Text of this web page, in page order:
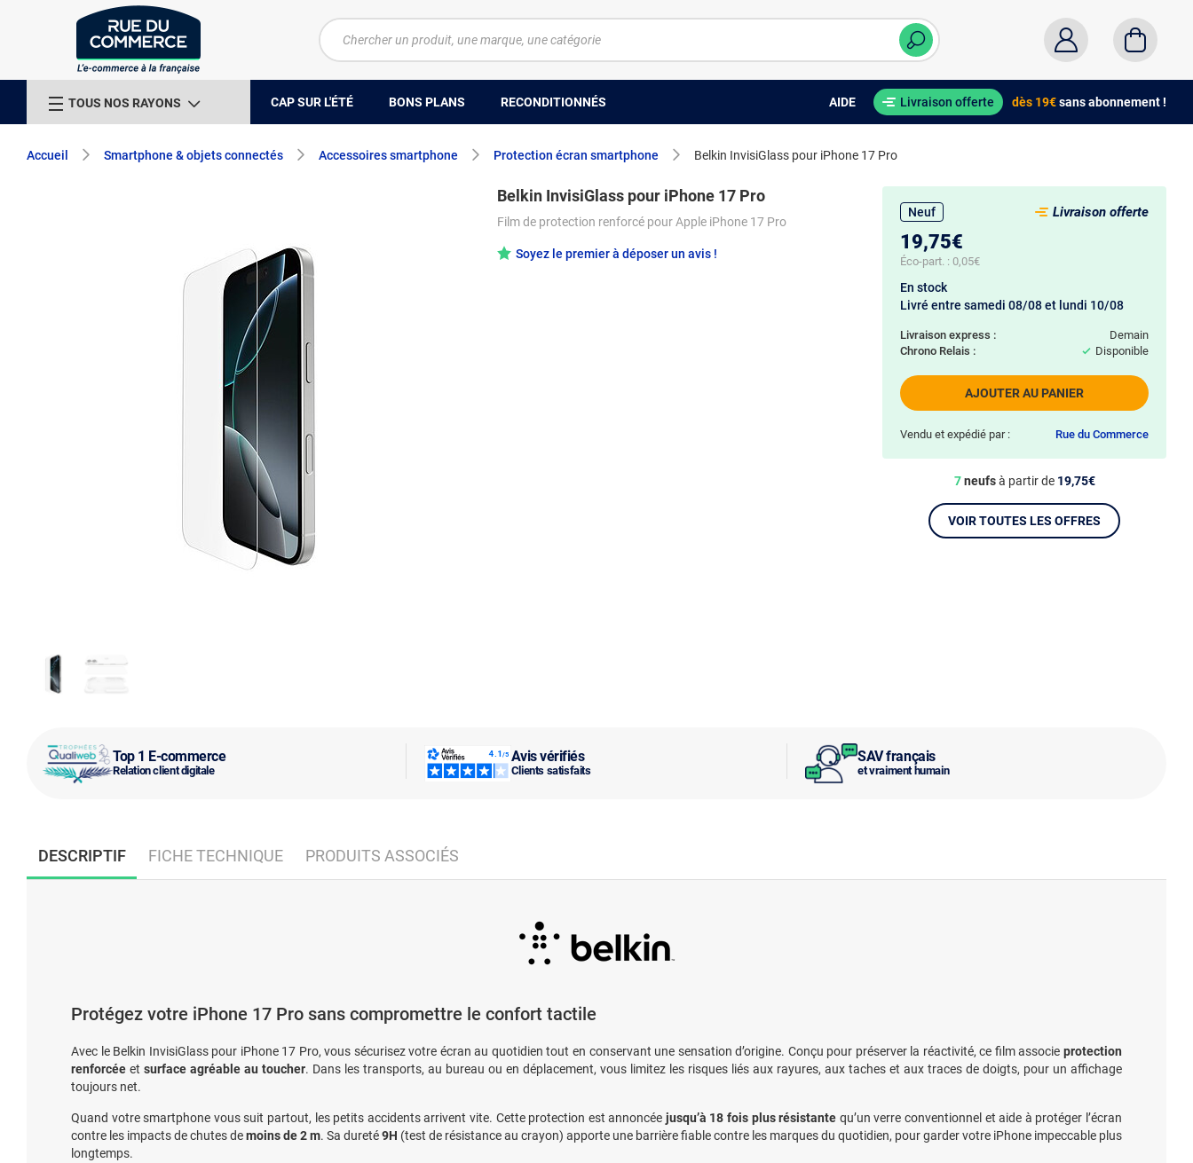
TOUS NOS RAYONS CAP SUR L'ÉTÉ BONS PLANS RECONDITIONNÉS AIDE Livraison offerte dès 19€sans abonnement !
Accueil Smartphone & objets connectés Accessoires smartphone Protection écran smartphone Belkin InvisiGlass pour iPhone 17 Pro
Top 1 E-commerce
Relation client digitale
Avis vérifiés
Clients satisfaits
SAV français
et vraiment humain
Belkin InvisiGlass pour iPhone 17 Pro
Film de protection renforcé pour Apple iPhone 17 Pro
Soyez le premier à déposer un avis !
Neuf
19,75€
Éco-part. : 0,05€
AJOUTER AU PANIER
En stock
Livraison express :
demain
Chrono Relais :
Disponible
Livré entre samedi 08/08 et lundi 10/08
Livraison offerte
Vendu et expédié par : Rue du Commerce
7neufsà partir de 19,75€
VOIR TOUTES LES OFFRES
DESCRIPTIF FICHE TECHNIQUE PRODUITS ASSOCIÉS
Protégez votre iPhone 17 Pro sans compromettre le confort tactile
Avec le Belkin InvisiGlass pour iPhone 17 Pro, vous sécurisez votre écran au quotidien tout en conservant une sensation d’origine. Conçu pour préserver la réactivité, ce film associe protection
renforcée et surface agréable au toucher. Dans les transports, au bureau ou en déplacement, vous limitez les risques liés aux rayures, aux taches et aux traces de doigts, pour un affichage
toujours net.
Quand votre smartphone vous suit partout, les petits accidents arrivent vite. Cette protection est annoncée jusqu’à 18 fois plus résistante qu’un verre conventionnel et aide à protéger l’écran
contre les impacts de chutes demoins de 2 m. Sa dureté9H (test de résistance au crayon) apporte une barrière fiable contre les marques du quotidien, pour garder votre iPhone impeccable plus
longtemps.